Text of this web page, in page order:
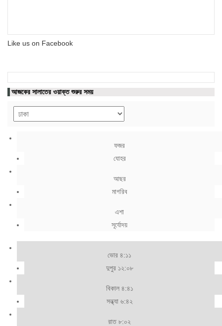
Like us on Facebook
আজকের সালাতের ওয়াক্ত শুরুর সময়
ফজর
যোহর
আছর
মাগরিব
এশা
সূর্যোদয়
ভোর ৪:১১
দুপুর ১২:০৮
বিকাল ৪:৪১
সন্ধ্যা ৬:৪২
রাত ৮:০২